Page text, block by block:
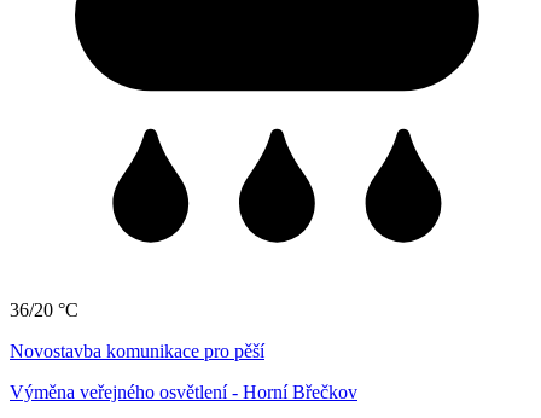
36/20 °C
Novostavba komunikace pro pěší
Výměna veřejného osvětlení - Horní Břečkov